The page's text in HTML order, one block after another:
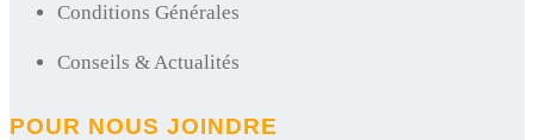
Conditions Générales
Conseils & Actualités
POUR NOUS JOINDRE